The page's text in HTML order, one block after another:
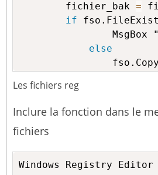
		fichier_bak
=
if
else
end
else
MsgBox "Ce script
end if
Les fichiers reg
Inclure la fonction dans le
fichiers
Windows Registry